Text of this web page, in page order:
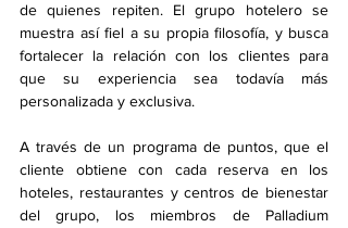
de quienes repiten. El grupo hotelero se
muestra así fiel a su propia filosofía, y busca
fortalecer la relación con los clientes para
que su experiencia sea todavía más
personalizada y exclusiva.
A través de un programa de puntos, que el
cliente obtiene con cada reserva en los
hoteles, restaurantes y centros de bienestar
del grupo, los miembros de Palladium